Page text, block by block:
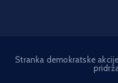
Stranka demokratske